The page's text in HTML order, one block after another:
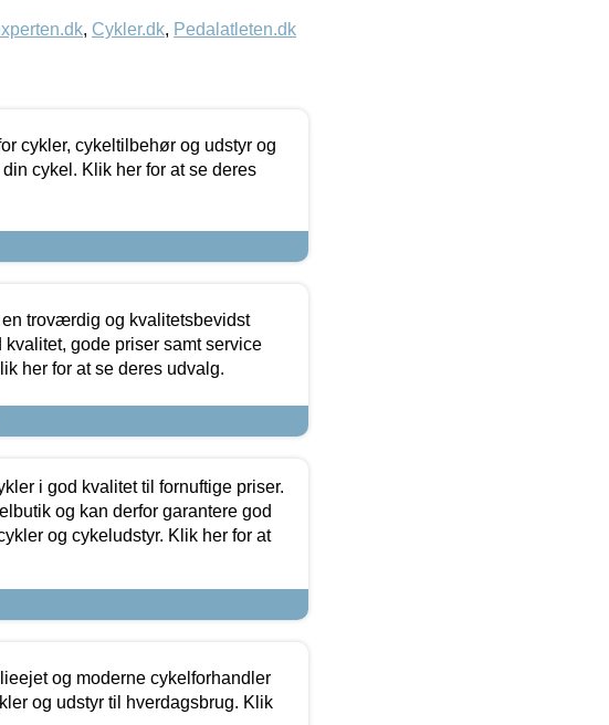
, Cykler.dk, Pedalatleten.dk
cykler, cykeltilbehør og udstyr og
cykel. Klik her for at se deres
troværdig og kvalitetsbevidst
gode priser samt service
her for at se deres udvalg.
i god kvalitet til fornuftige priser.
og kan derfor garantere god
og cykeludstyr. Klik her for at
og moderne cykelforhandler
og udstyr til hverdagsbrug. Klik